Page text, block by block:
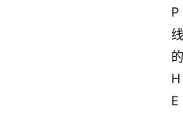
P
线
的
H
E